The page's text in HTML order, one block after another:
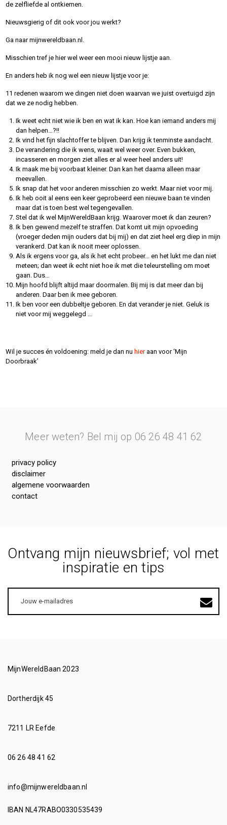
de zelfliefde al ontkiemen.
Nieuwsgierig of dit ook voor jou werkt?
Ga naar mijnwereldbaan.nl.
Misschien tref je hier wel weer een mooi nieuw lijstje aan.
En anders heb ik nog wel een nieuw lijstje voor je:
11 redenen waarom we dingen niet doen waarvan we juist overtuigd zijn
dat we ze nodig hebben.
Ik weet echt niet wie ik ben en wat ik kan. Hoe kan iemand anders mij
dan helpen…?!!
Ik vind het fijn slachtoffer te blijven. Dan krijg ik tenminste aandacht.
De verandering die ik wens, waait wel weer over. Even bukken,
incasseren en morgen ziet alles er al weer heel anders uit!
Ik maak me bij voorbaat kleiner. Dan kan het daarna alleen maar
meevallen.
Ik snap dat het voor anderen misschien zo werkt. Maar niet voor mij.
Ik heb ooit al eens een keer geprobeerd een nieuwe baan te vinden
maar dat is toen best wel tegengevallen.
Stel dat ik wel MijnWereldBaan krijg. Waarover moet ik dan zeuren?
Ik ben gewend mezelf te straffen. Dat komt uit mijn opvoeding
(vroeger deden mijn ouders dat bij mij) en dat ziet heel erg diep in mijn
verankerd. Dat kan ik nooit meer oplossen.
Als ik ergens voor ga, als ik het echt probeer… en het lukt me dan niet
meteen; dan weet ik echt niet hoe ik met die teleurstelling om moet
gaan. Dus…
Mijn hoofd blijft altijd maar doormalen. Bij mij is dat meer dan bij
anderen. Daar ben ik mee geboren.
Ik ben voor een dubbeltje geboren. En dat verander je niet. Geluk is
niet voor mij weggelegd …
Wil je succes én voldoening: meld je dan nu hieraan voor ‘Mijn
Doorbraak’
Meer weten? Bel mij op 06 26 48 41 62
privacy policy
disclaimer
algemene voorwaarden
contact
Ontvang mijn nieuwsbrief; vol met
inspiratie en tips
mailadres
MijnWereldBaan 2023
Dortherdijk 45
7211 LR Eefde
06 26 48 41 62
info@mijnwereldbaan.nl
IBAN NL47RABO0330535439